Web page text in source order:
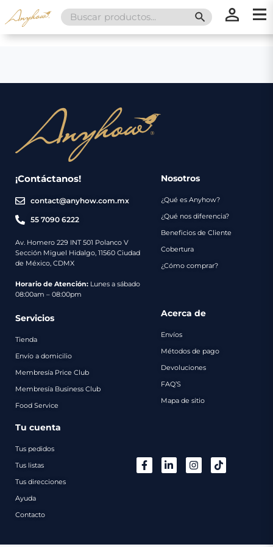
Search
for:
SEARCH
¡Contáctanos!
contact@anyhow.com.mx
55 7090 6222
Av. Homero 229 INT 501 Polanco V
Sección Miguel Hidalgo, 11560 Ciudad
de México, CDMX
Horario de Atención: Lunes a sábado
08:00am – 08:00pm
Nosotros
¿Qué es Anyhow?
¿Qué nos diferencia?
Beneficios de Cliente
Cobertura
¿Cómo comprar?
Servicios
Tienda
Envío a domicilio
Membresía Price Club
Membresía Business Club
Food Service
Acerca de
Envíos
Métodos de pago
Devoluciones
FAQ’S
Mapa de sitio
Tu cuenta
Tus pedidos
Tus listas
Tus direcciones
Ayuda
Contacto
Nosotros
Servicios
Envíos
Métodos
de
Catálogo
Regalos
Contacto